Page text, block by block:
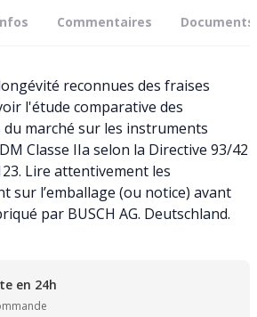
Commentaires Documents
reconnues des fraises
l'étude comparative des
marché sur les instruments
Classe IIa selon la Directive 93/42
Lire attentivement les
sur l’emballage (ou notice) avant
par BUSCH AG. Deutschland.
en 24h